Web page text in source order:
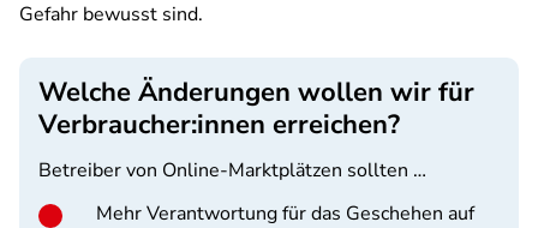
Gefahr bewusst sind.
Welche Änderungen wollen wir für
Verbraucher:innen erreichen?
Betreiber von Online-Marktplätzen sollten …
Mehr Verantwortung für das Geschehen auf